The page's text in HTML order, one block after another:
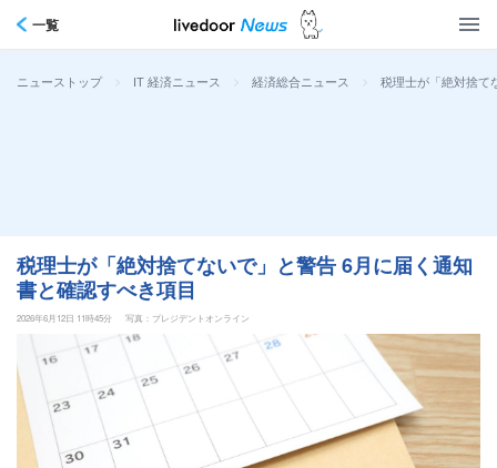
一覧
ニューストップ > IT 経済ニュース > 経済総合ニュース > 税理士が「絶対捨て
税理士が「絶対捨てないで」と警告 6月に届く通知
書と確認すべき項目
2026年6月12日 11時45分 写真：プレジデントオンライン